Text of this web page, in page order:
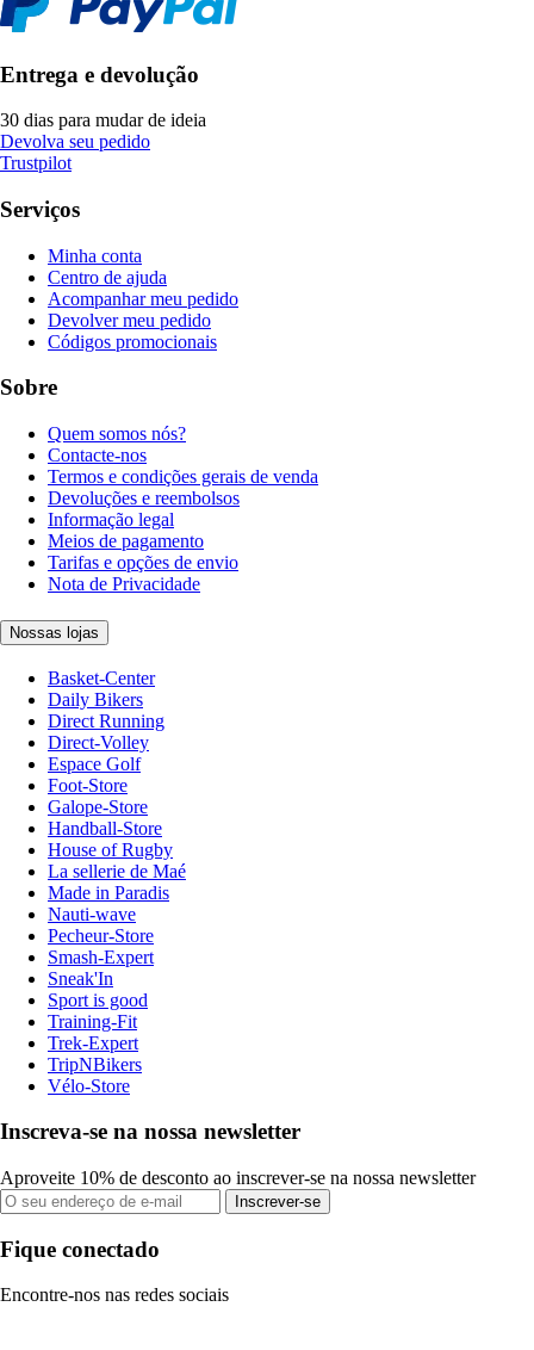
Entrega e devolução
30 dias para mudar de ideia
Devolva seu pedido
Trustpilot
Serviços
Minha conta
Centro de ajuda
Acompanhar meu pedido
Devolver meu pedido
Códigos promocionais
Sobre
Quem somos nós?
Contacte-nos
Termos e condições gerais de venda
Devoluções e reembolsos
Informação legal
Meios de pagamento
Tarifas e opções de envio
Nota de Privacidade
Nossas lojas
Basket-Center
Daily Bikers
Direct Running
Direct-Volley
Espace Golf
Foot-Store
Galope-Store
Handball-Store
House of Rugby
La sellerie de Maé
Made in Paradis
Nauti-wave
Pecheur-Store
Smash-Expert
Sneak'In
Sport is good
Training-Fit
Trek-Expert
TripNBikers
Vélo-Store
Inscreva-se na nossa newsletter
Aproveite 10% de desconto ao inscrever-se na nossa newsletter
Inscrever-se
Fique conectado
Encontre-nos nas redes sociais